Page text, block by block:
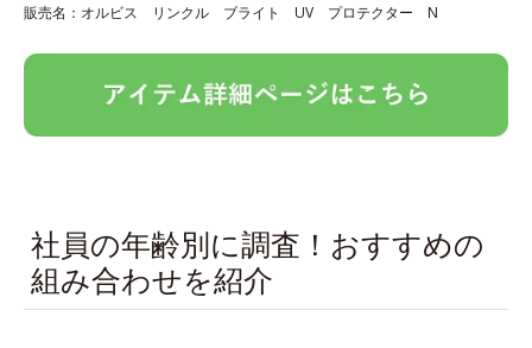
販売名：オルビス リンクル ブライト UV プロテクター N
社員の年齢別に調査！おすすめの
組み合わせを紹介